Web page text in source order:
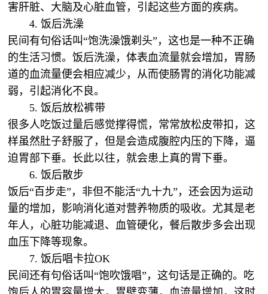
害肝脏、大脑及心脏血管，引起这些方面的疾病。
4. 饭后洗澡
民间有句俗话叫“饱洗澡饿剃头”，这也是一种不正确
的生活习惯。饭后洗澡，体表血流量就会增加，胃肠
道的血流量便会相应减少，从而使肠胃的消化功能减
弱，引起消化不良。
5. 饭后放松裤带
很多人吃饭过量后感觉撑得慌，常常放松皮带扣，这
样虽然肚子舒服了，但是会造成腹腔内压的下降，逼
迫胃部下垂。长此以往，就会患上真的胃下垂。
6. 饭后散步
饭后“百步走”，非但不能活“九十九”，还会因为运动
量的增加，影响消化道对营养物质的吸收。尤其是老
年人，心脏功能减退、血管硬化，餐后散步多会出现
血压下降等现象。
7. 饭后唱卡拉OK
民间还有句俗话叫“饱吹饿唱”，这句话是正确的。吃